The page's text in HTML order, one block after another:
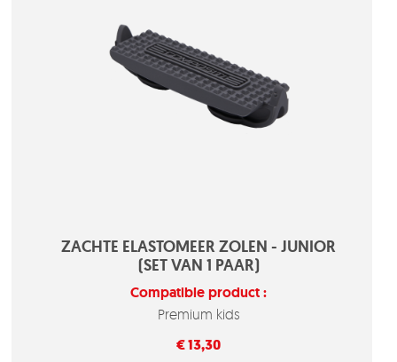
ZACHTE ELASTOMEER ZOLEN - JUNIOR
(SET VAN 1 PAAR)
Compatible product :
Premium kids
Prijs
€ 13,30